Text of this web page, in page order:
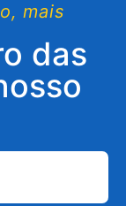
mais
das